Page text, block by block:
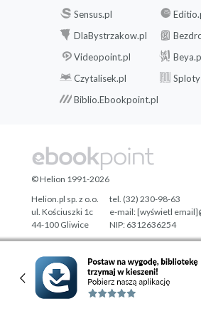
Sensus.pl
DlaBystrzakow.pl
Videopoint.pl
Czytalisek.pl
Sploty
Biblio.Ebookpoint.pl
Designed with ♥ byTonik.pl
© Helion 1991-2026
Helion.pl sp. z o.o.
ul. Kościuszki 1c
44-100 Gliwice
tel. (32) 230-98-63
e-mail:[wyświetl
NIP: 6312636254
Regon: 241989027
Pełna wersja strony »